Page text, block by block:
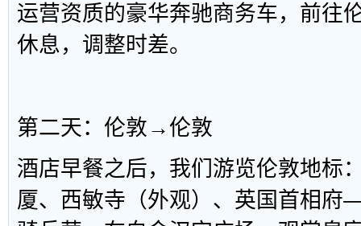
运营资质的豪华奔驰商务车，前往
休息，调整时差。
第二天：伦敦→伦敦
酒店早餐之后，我们游览伦敦地标
厦、西敏寺（外观）、英国首相